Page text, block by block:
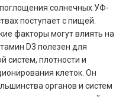
солнечных УФ-
поступает с пищей.
факторы могут влиять на
D3 полезен для
систем, плотности и
клеток. Он
органов и систем